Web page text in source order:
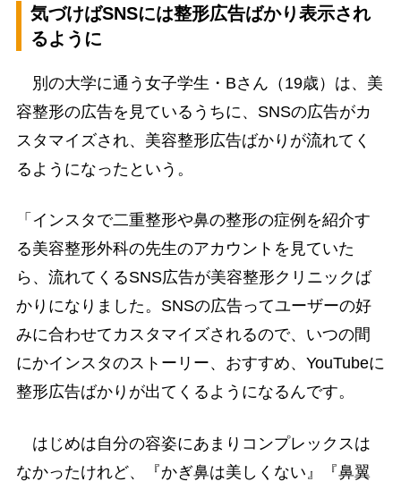
気づけばSNSには整形広告ばかり表示され
るように
別の大学に通う女子学生・Bさん（19歳）は、美
容整形の広告を見ているうちに、SNSの広告がカ
スタマイズされ、美容整形広告ばかりが流れてく
るようになったという。
「インスタで二重整形や鼻の整形の症例を紹介す
る美容整形外科の先生のアカウントを見ていた
ら、流れてくるSNS広告が美容整形クリニックば
かりになりました。SNSの広告ってユーザーの好
みに合わせてカスタマイズされるので、いつの間
にかインスタのストーリー、おすすめ、YouTubeに
整形広告ばかりが出てくるようになるんです。
はじめは自分の容姿にあまりコンプレックスは
なかったけれど、『かぎ鼻は美しくない』『鼻翼